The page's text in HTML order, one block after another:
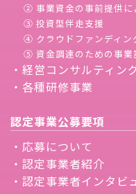
② 事業資金の事前提供に
③ 投資型伴走支援
④ クラウドファンディン
⑤ 資金調達のための事業
・経営コンサルティン
・各種研修事業
認定事業公募要項
・応募について
・認定事業者紹介
・認定事業者インタビ